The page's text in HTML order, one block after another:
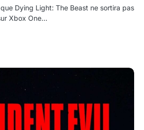
Dying Light: The Beast ne sortira pas
Xbox One…